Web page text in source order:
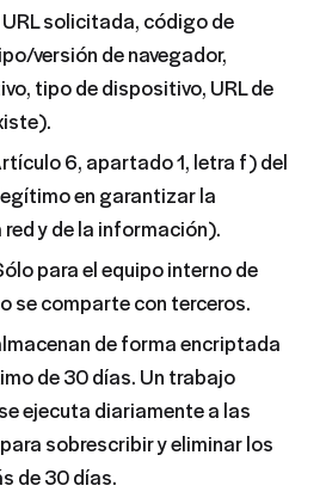
solicitada, código de
versión de navegador,
tipo de dispositivo, URL de
6, apartado 1, letra f) del
en garantizar la
y de la información).
para el equipo interno de
se comparte con terceros.
de forma encriptada
de 30 días. Un trabajo
ejecuta diariamente a las
sobrescribir y eliminar los
de 30 días.